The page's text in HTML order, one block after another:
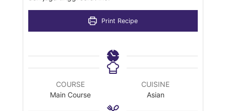
Print Recipe
COURSE
Main Course
CUISINE
Asian